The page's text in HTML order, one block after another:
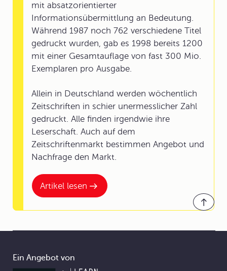
Artikel lesen
mit absatzorientierter
Informationsübermittlung an Bedeutung.
Während 1987 noch 762 verschiedene Titel
gedruckt wurden, gab es 1998 bereits 1200
mit einer Gesamtauflage von fast 300 Mio.
Exemplaren pro Ausgabe.
Allein in Deutschland werden wöchentlich
Zeitschriften in schier unermesslicher Zahl
gedruckt. Alle finden irgendwie ihre
Leserschaft. Auch auf dem
Zeitschriftenmarkt bestimmen Angebot und
Nachfrage den Markt.
Ein Angebot von